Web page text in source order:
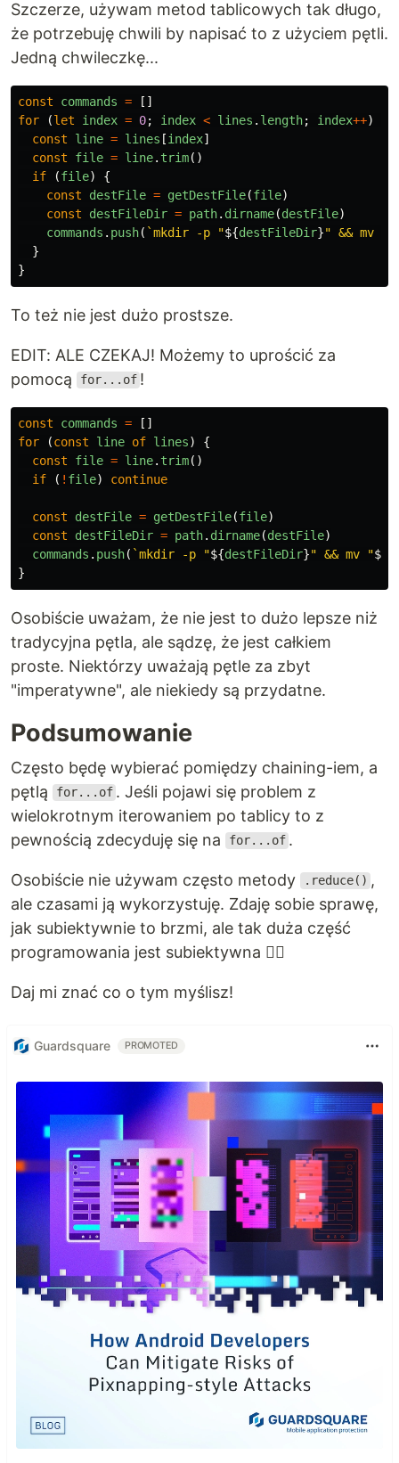
Szczerze, używam metod tablicowych tak długo,
że potrzebuję chwili by napisać to z użyciem pętli.
Jedną chwileczkę...
const commands =
[]
for
(let index = 0; index < lines . length; index++)
const
line = lines [index]
const
file = line. trim()
if
(file)
{
const
destFile = getDestFile(file)
const
destFileDir = path. dirname(destFile)
commands . push( `mkdir -p "${destFileDir}" && mv "
}
}
To też nie jest dużo prostsze.
EDIT: ALE CZEKAJ! Możemy to uprościć za
pomocą
for...of !
const commands =
[]
for
(const line of lines)
{
const
file = line. trim()
if
( ! file) continue
const destFile = getDestFile(file)
const
destFileDir = path. dirname(destFile)
commands . push( `mkdir -p "${destFileDir}" && mv "${
}
Osobiście uważam, że nie jest to dużo lepsze niż
tradycyjna pętla, ale sądzę, że jest całkiem
proste. Niektórzy uważają pętle za zbyt
"imperatywne", ale niekiedy są przydatne.
Podsumowanie
Często będę wybierać pomiędzy chaining-iem, a
pętlą
for...of . Jeśli pojawi się problem z
wielokrotnym iterowaniem po tablicy to z
pewnością zdecyduję się na
for...of .
Osobiście nie używam często metody .reduce() ,
ale czasami ją wykorzystuję. Zdaję sobie sprawę,
jak subiektywnie to brzmi, ale tak duża część
programowania jest subiektywna 🤷‍♂️
Daj mi znać co o tym myślisz!
Guardsquare PROMOTED